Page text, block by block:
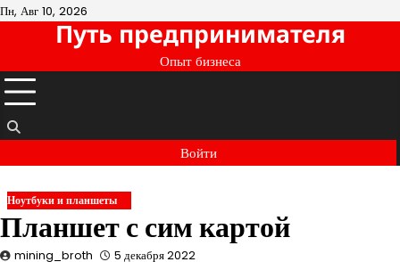
Перейти
содержимому
Пн, Авг 10, 2026
Путь предпринимателя
Опыт бизнеса
Войти
Ноутбуки и планшеты
Планшет с сим картой
mining_broth 5 декабря 2022